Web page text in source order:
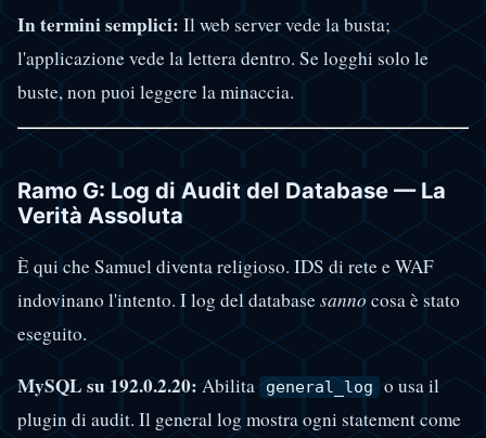
In termini semplici:Il web server vede la busta;
l'applicazione vede la lettera dentro. Se logghi solo le
buste, non puoi leggere la minaccia.
Ramo G: Log di Audit del Database — La
Verità Assoluta
È qui che Samuel diventa religioso. IDS di rete e WAF
indovinano l'intento. I log del databasesanno cosa è stato
eseguito.
MySQL su 192.0.2.20:Abilita general_log o usa il
plugin di audit. Il general log mostra ogni statement come